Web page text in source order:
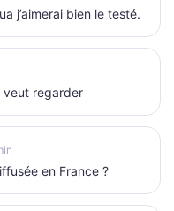
j’aimerai bien le testé.
veut regarder
en France ?